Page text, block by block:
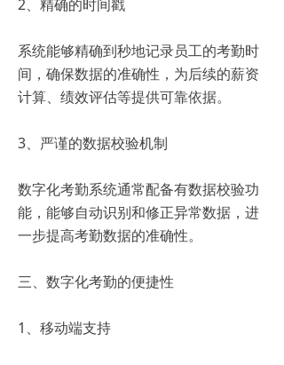
2、精确的时间戳
系统能够精确到秒地记录员工的考勤时
间，确保数据的准确性，为后续的薪资
计算、绩效评估等提供可靠依据。
3、严谨的数据校验机制
数字化考勤系统通常配备有数据校验功
能，能够自动识别和修正异常数据，进
一步提高考勤数据的准确性。
三、数字化考勤的便捷性
1、移动端支持